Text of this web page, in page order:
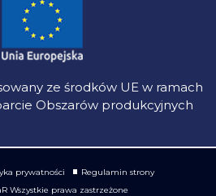
ze środków UE w ramach
Obszarów produkcyjnych
prywatności
Regulamin strony
Wszystkie prawa zastrzeżone